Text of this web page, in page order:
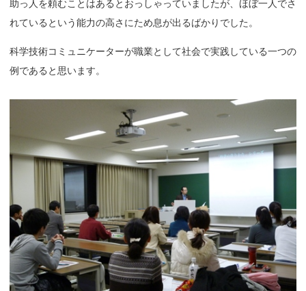
助っ人を頼むことはあるとおっしゃっていましたが、ほぼ一人でさ
れているという能力の高さにため息が出るばかりでした。
科学技術コミュニケーターが職業として社会で実践している一つの
例であると思います。